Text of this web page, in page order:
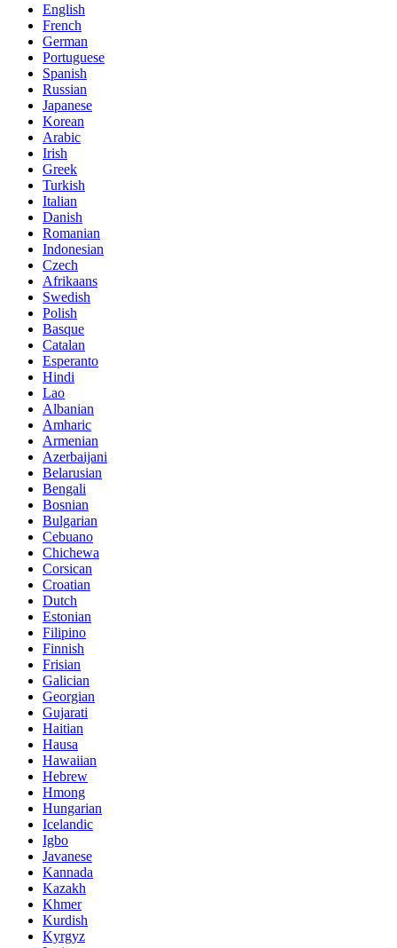
English
French
German
Portuguese
Spanish
Russian
Japanese
Korean
Arabic
Irish
Greek
Turkish
Italian
Danish
Romanian
Indonesian
Czech
Afrikaans
Swedish
Polish
Basque
Catalan
Esperanto
Hindi
Lao
Albanian
Amharic
Armenian
Azerbaijani
Belarusian
Bengali
Bosnian
Bulgarian
Cebuano
Chichewa
Corsican
Croatian
Dutch
Estonian
Filipino
Finnish
Frisian
Galician
Georgian
Gujarati
Haitian
Hausa
Hawaiian
Hebrew
Hmong
Hungarian
Icelandic
Igbo
Javanese
Kannada
Kazakh
Khmer
Kurdish
Kyrgyz